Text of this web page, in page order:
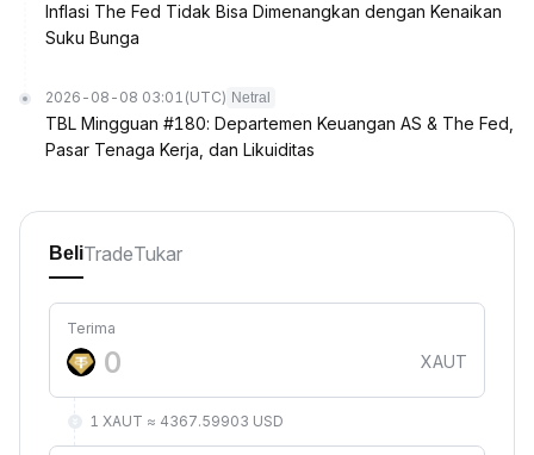
Inflasi The Fed Tidak Bisa Dimenangkan dengan Kenaikan
Suku Bunga
2026-08-08 03:01 (UTC) Netral
TBL Mingguan #180: Departemen Keuangan AS & The Fed,
Pasar Tenaga Kerja, dan Likuiditas
BeliTradeTukar
Terima
XAUT
1 XAUT ≈ 4367.59903 USD